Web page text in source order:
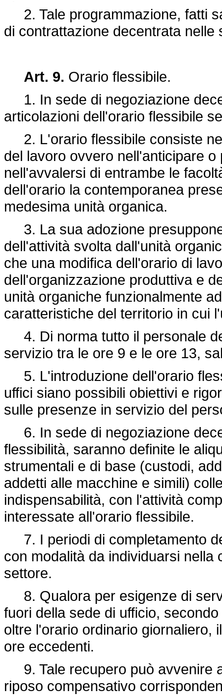
2. Tale programmazione, fatti
di contrattazione decentrata nelle
Art. 9. Orario flessibile.
1. In sede di negoziazione
articolazioni dell'orario flessibile
2. L'orario flessibile consiste
del lavoro ovvero nell'anticipare
nell'avvalersi di entrambe le
dell'orario la contemporanea
medesima unità organica.
3. La sua adozione
dell'attività svolta dall'unità
che una modifica dell'orario di
dell'organizzazione produttiva e
unità organiche funzionalmente
caratteristiche del territorio in cui
4. Di norma tutto il personale
servizio tra le ore 9 e le ore 13,
5. L'introduzione dell'orario
uffici siano possibili obiettivi e
sulle presenze in servizio del
6. In sede di negoziazione
flessibilità, saranno definite le
strumentali e di base (custodi,
addetti alle macchine e simili)
indispensabilità, con l'attività
interessate all'orario flessibile.
7. I periodi di completamento
con modalità da individuarsi
settore.
8. Qualora per esigenze di
fuori della sede di ufficio,
oltre l'orario ordinario giornaliero,
ore eccedenti.
9. Tale recupero può avvenire
riposo compensativo